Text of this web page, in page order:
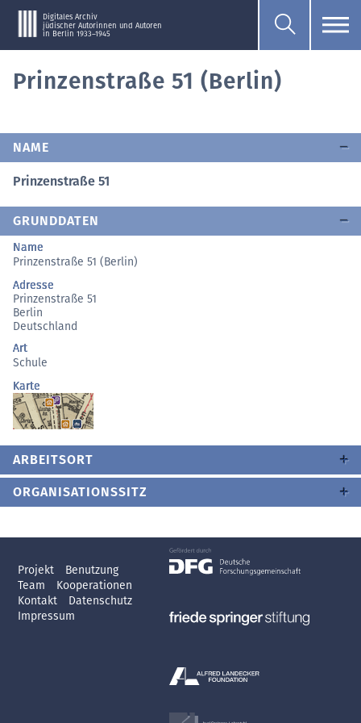
Digitales Archiv
jüdischer Autorinnen und Autoren
in Berlin 1933–1945
Prinzenstraße 51 (Berlin)
NAME
Prinzenstraße 51
GRUNDDATEN
Name
Prinzenstraße 51 (Berlin)
Adresse
Prinzenstraße 51
Berlin
Deutschland
Art
Schule
Karte
ARBEITSORT
ORGANISATIONSSITZ
Projekt
Benutzung
Team
Kooperationen
Kontakt
Datenschutz
Impressum